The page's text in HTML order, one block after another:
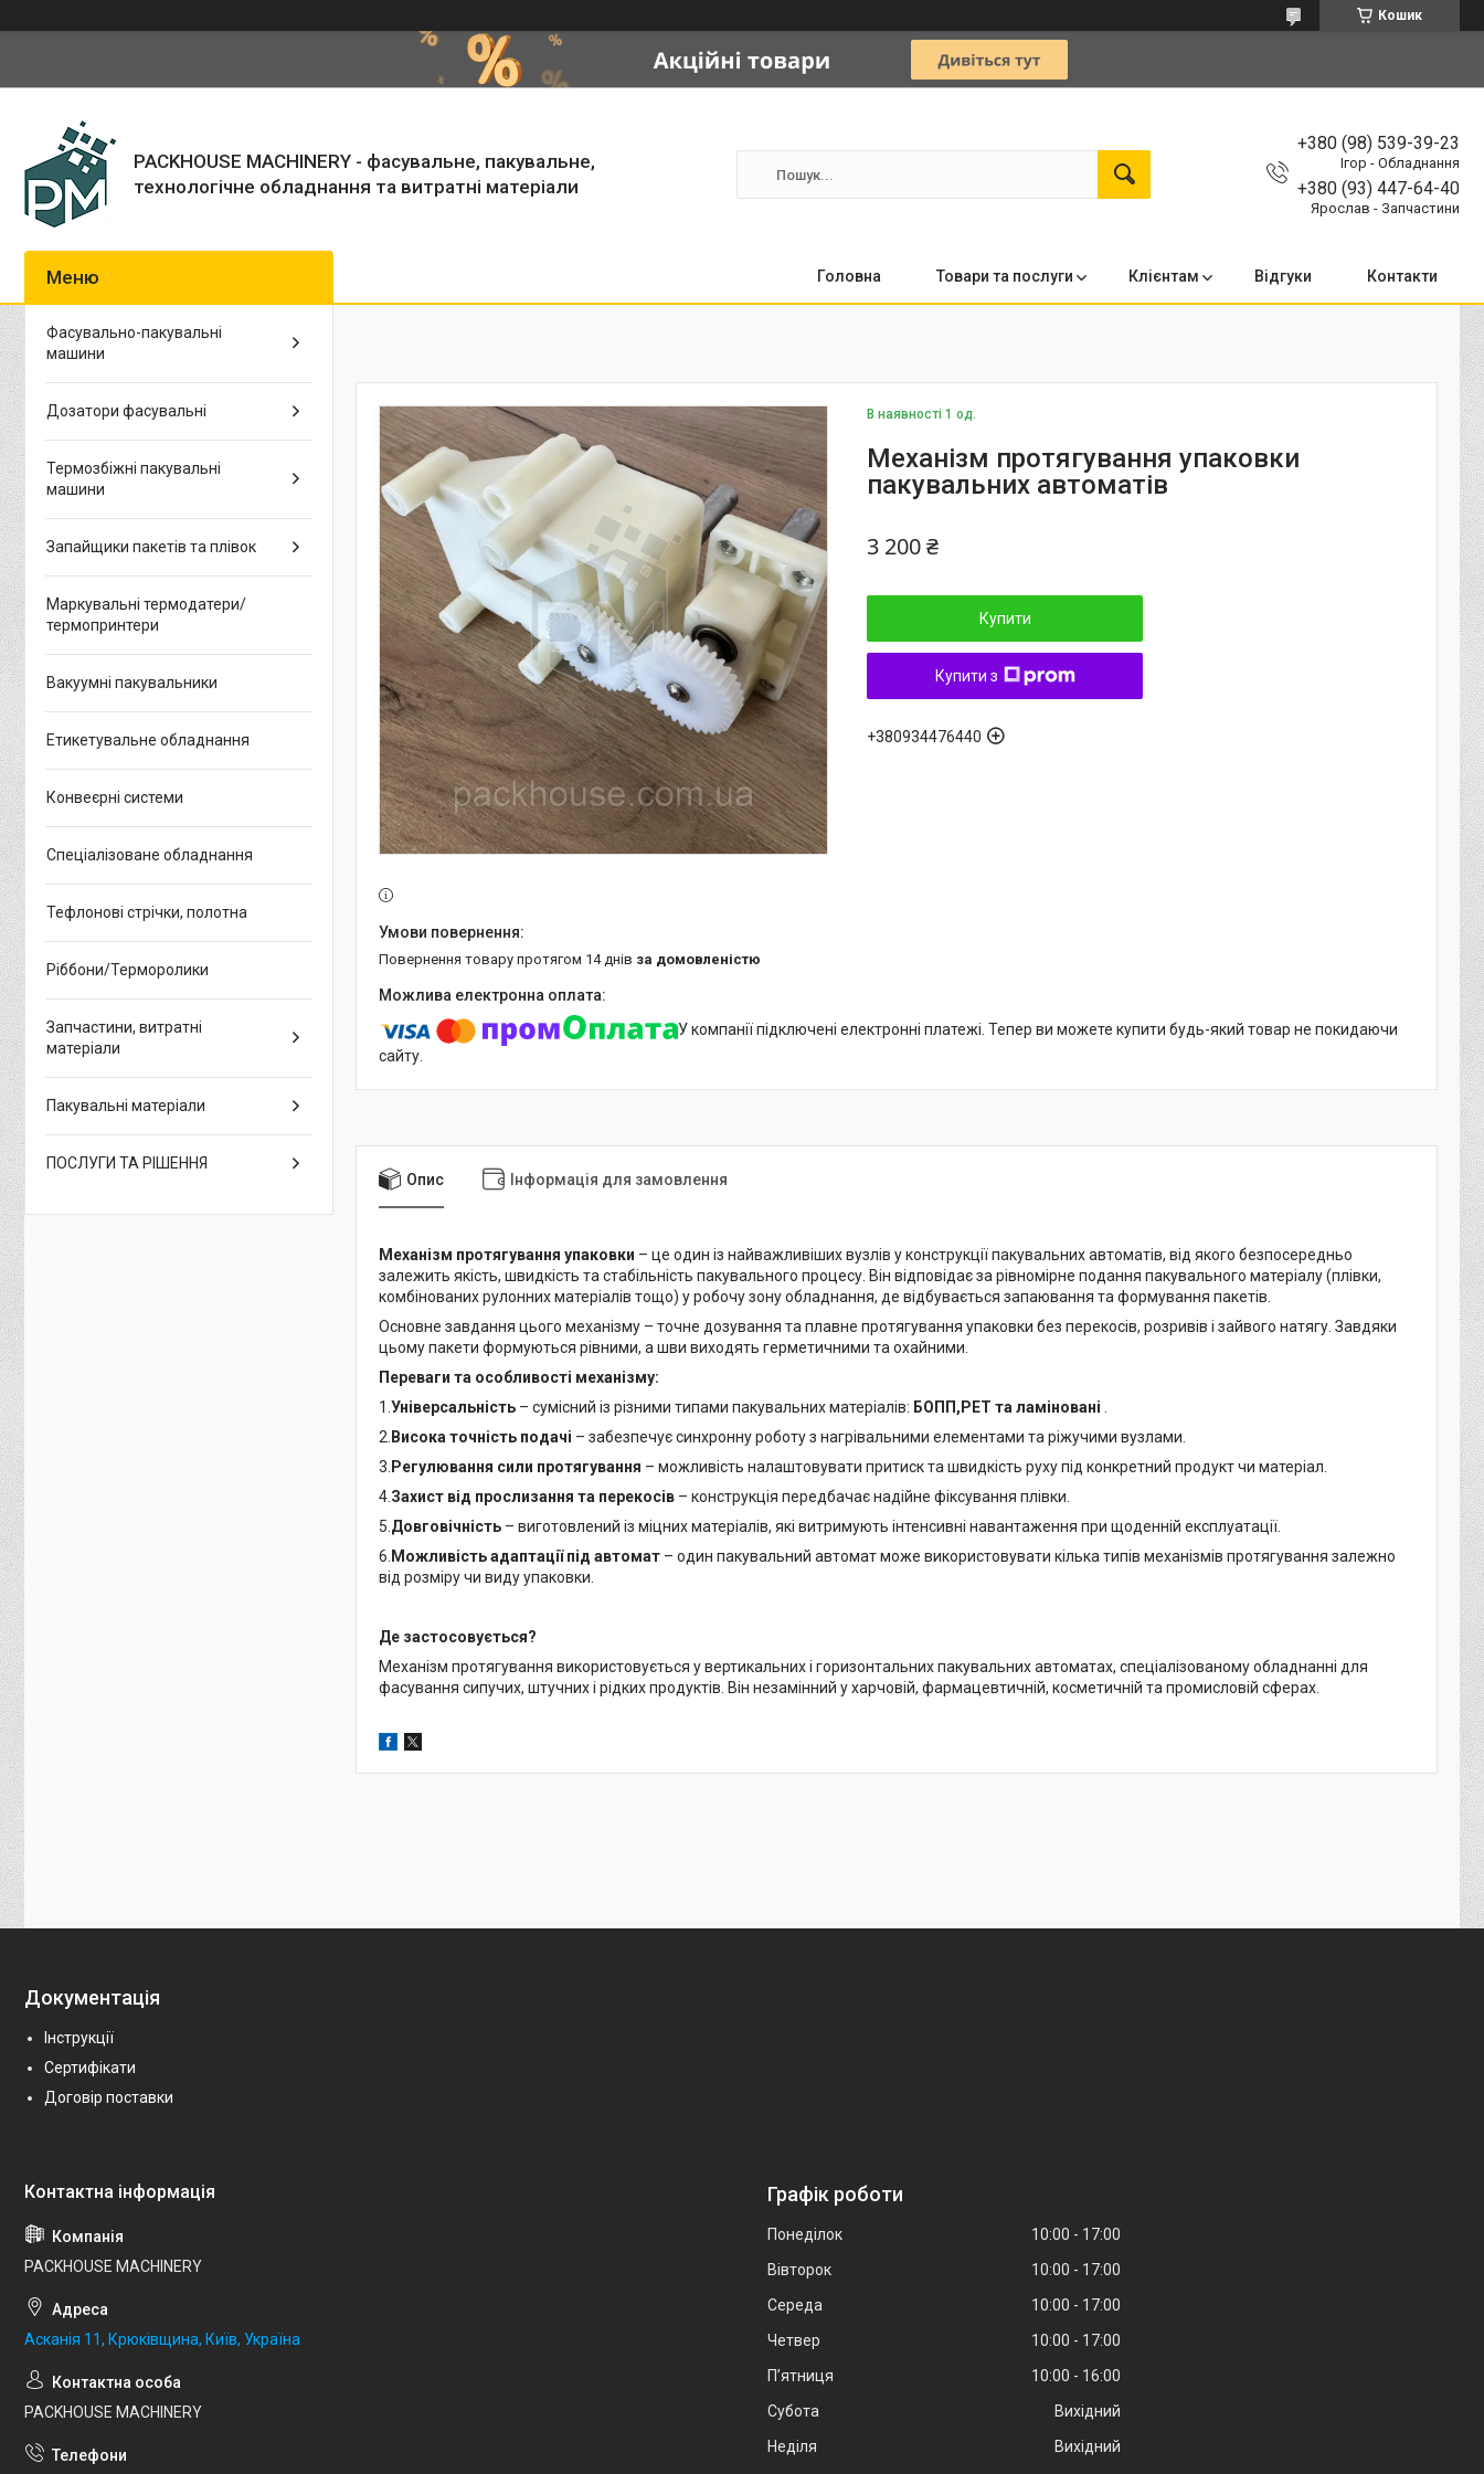
Кошик
PACKHOUSE MACHINERY - фасувальне, пакувальне,
технологічне обладнання та витратні матеріали
+380 (98) 539-39-23
Ігор - Обладнання
+380 (93) 447-64-40
Ярослав - Запчастини
Головна Товари та послуги Клієнтам Відгуки Контакти
В наявності 1 од.
Механізм протягування упаковки
пакувальних автоматів
3 200 ₴
Купити
Купити з
+380934476440
повернення товару протягом 14 днів за домовленістю
У компанії підключені електронні платежі. Тепер ви можете купити будь-який товар не покидаючи
сайту.
Опис Інформація для замовлення
Механізм протягування упаковки – це один із найважливіших вузлів у конструкції пакувальних автоматів, від якого безпосередньо
залежить якість, швидкість та стабільність пакувального процесу. Він відповідає за рівномірне подання пакувального матеріалу (плівки,
комбінованих рулонних матеріалів тощо) у робочу зону обладнання, де відбувається запаювання та формування пакетів.
Основне завдання цього механізму – точне дозування та плавне протягування упаковки без перекосів, розривів і зайвого натягу. Завдяки
цьому пакети формуються рівними, а шви виходять герметичними та охайними.
Переваги та особливості механізму:
1.Універсальність – сумісний із різними типами пакувальних матеріалів: БОПП,PET та ламіновані .
2. Висока точність подачі – забезпечує синхронну роботу з нагрівальними елементами та ріжучими вузлами.
3. Регулювання сили протягування – можливість налаштовувати притиск та швидкість руху під конкретний продукт чи матеріал.
4.Захист від прослизання та перекосів – конструкція передбачає надійне фіксування плівки.
5.Довговічність – виготовлений із міцних матеріалів, які витримують інтенсивні навантаження при щоденній експлуатації.
6. Можливість адаптації під автомат – один пакувальний автомат може використовувати кілька типів механізмів протягування залежно
від розміру чи виду упаковки.
Де застосовується?
Механізм протягування використовується у вертикальних і горизонтальних пакувальних автоматах, спеціалізованому обладнанні для
фасування сипучих, штучних і рідких продуктів. Він незамінний у харчовій, фармацевтичній, косметичній та промисловій сферах.
Фасувально-пакувальні
машини
Дозатори фасувальні
Термозбіжні пакувальні
машини
Запайщики пакетів та плівок
Маркувальні термодатери/
термопринтери
Вакуумні пакувальники
Етикетувальне обладнання
Конвеєрні системи
Спеціалізоване обладнання
Тефлонові стрічки, полотна
Ріббони/Терморолики
Запчастини, витратні
матеріали
Пакувальні матеріали
ПОСЛУГИ ТА РІШЕННЯ
Документація
Інструкції
Сертифікати
Договір поставки
PACKHOUSE MACHINERY
Асканія 11, Крюківщина, Київ, Україна
PACKHOUSE MACHINERY
Графік роботи
Понеділок 10:00
17:00
Вівторок
10:00
17:00
Середа
10:00
17:00
Четвер
10:00
17:00
Пʼятниця
10:00
16:00
Субота
Вихідний
Неділя
Вихідний